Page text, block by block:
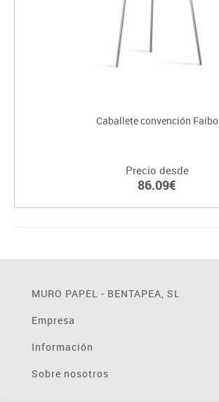
Caballete convención Faibo
Precio desde
86.09€
MURO PAPEL - BENTAPEA, SL
Empresa
Información
Sobre nosotros